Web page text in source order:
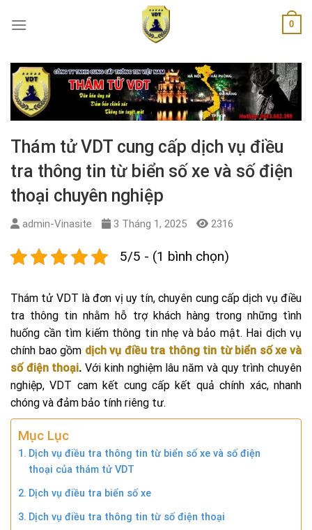
0
Thám tử VDT cung cấp dịch vụ điều
tra thông tin từ biển số xe và số điện
thoại chuyên nghiệp
admin-Vinasite 3 Tháng 1, 2025 2316
5/5 - (1 bình chọn)
Thám tử VDT là đơn vị uy tín, chuyên cung cấp dịch vụ điều
tra thông tin nhằm hỗ trợ khách hàng trong những tình
huống cần tìm kiếm thông tin nhẹ và bảo mật. Hai dịch vụ
chính bao gồm dịch vụ điều tra thông tin từ biển số xe và
số điện thoại.Với kinh nghiệm lâu năm và quy trình chuyên
nghiệp, VDT cam kết cung cấp kết quả chính xác, nhanh
chóng và đảm bảo tính riêng tư.
Mục Lục
Dịch vụ điều tra thông tin từ biển số xe và số điện
thoại của thám tử VDT
Dịch vụ điều tra biển số xe
Dịch vụ điều tra thông tin từ số điện thoại